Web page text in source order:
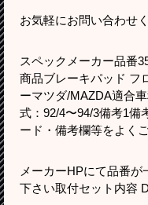
お気軽にお問い合わせく
スペックメーカー品番
商品ブレーキパッド フ
ーマツダ/MAZDA適合
式：92/4〜94/3備考1備
ード・備考欄等をよく
メーカーHPにて品番が
下さい取付セット内容